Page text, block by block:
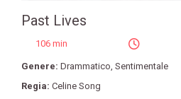
Past Lives
106 min
Genere: Drammatico Sentimentale
Regia: Celine Song